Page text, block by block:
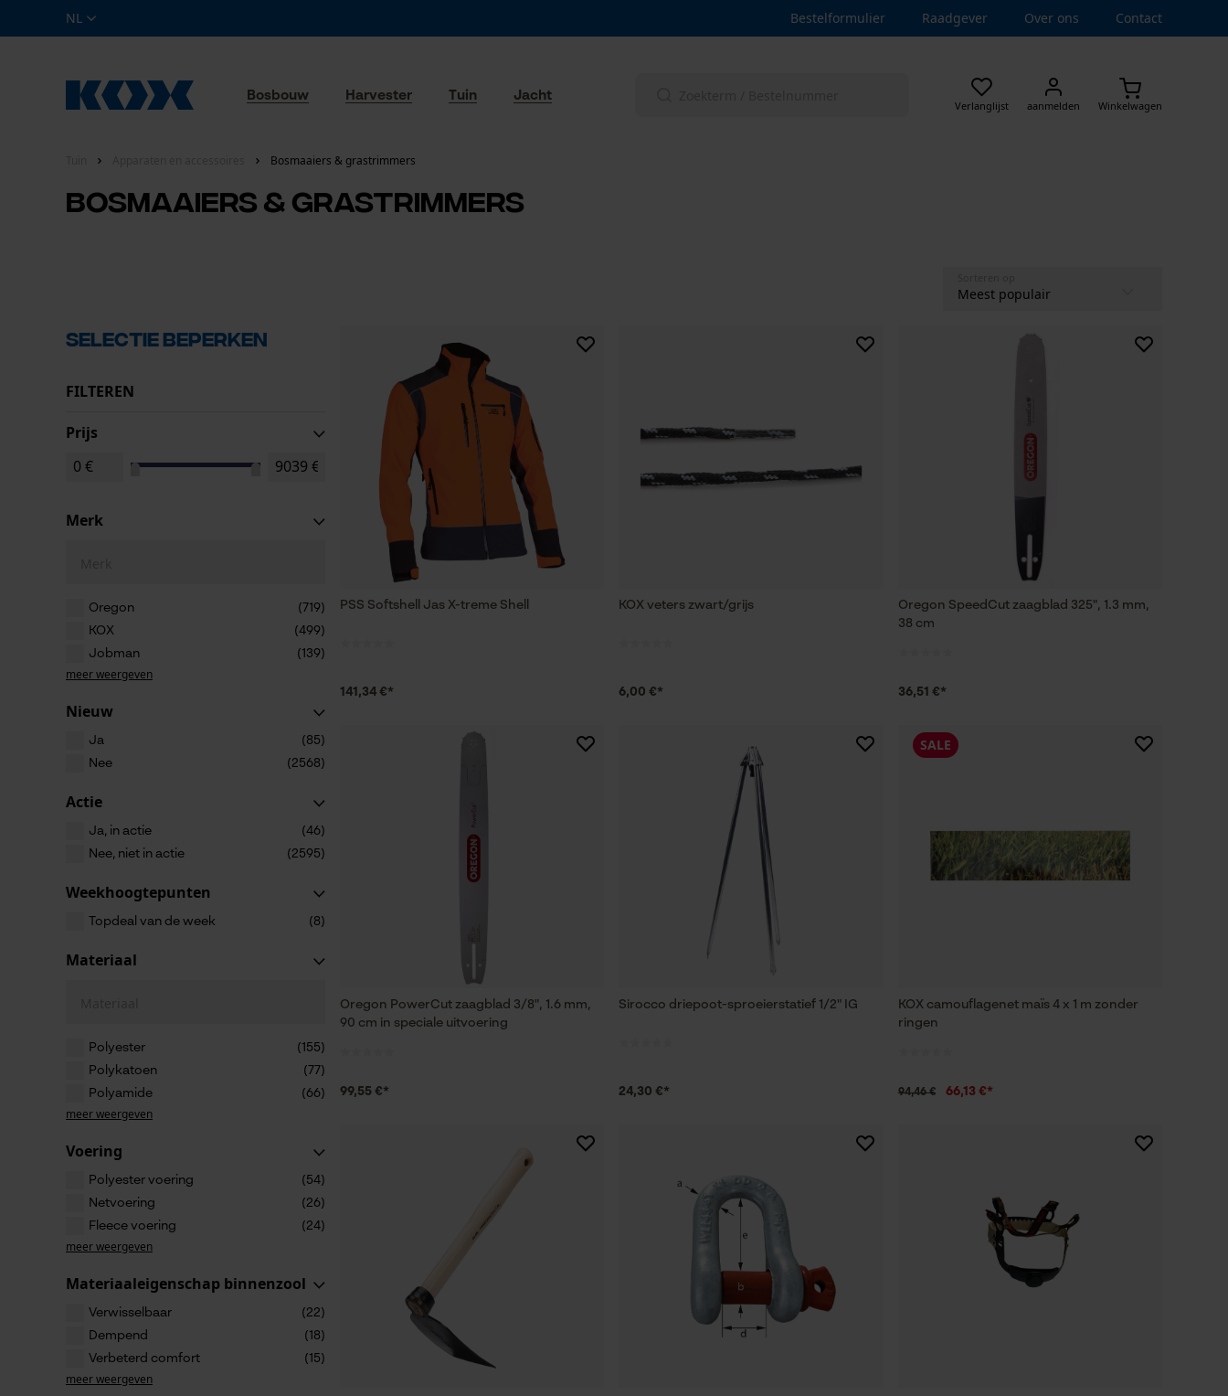
NL Bestelformulier Raadgever Over ons Contact
Verlanglijst aanmelden Winkelwagen
Bosbouw Harvester Tuin Jacht
Bosmaaiers & grastrimmers
Bosmaaiers & grastrimmers
Selectie beperken
FILTEREN
Prijs
Merk
Oregon
(719)
KOX
(499)
Jobman
(139)
meer weergeven
Nieuw
Ja
(85)
Nee
(2568)
Actie
Ja, in actie
(46)
Nee, niet in actie
(2595)
Weekhoogtepunten
Topdeal van de week (8)
Materiaal
Polyester
(155)
Polykatoen
(77)
Polyamide
(66)
meer weergeven
Voering
Polyester voering
(54)
Netvoering
(26)
Fleece voering
(24)
meer weergeven
Materiaaleigenschap binnenzool
Verwisselbaar
(22)
Dempend
(18)
Verbeterd comfort
(15)
meer weergeven
PSS Softshell Jas X-treme Shell
141,34 €*
KOX veters zwart/grijs
6,00 €*
Oregon SpeedCut zaagblad 325", 1.3 mm,
38 cm
36,51 €*
Oregon PowerCut zaagblad 3/8", 1.6 mm,
90 cm in speciale uitvoering
99,55 €*
Sirocco driepoot-sproeierstatief 1/2" IG
24,30 €*
KOX camouflagenet maïs 4 x 1 m zonder
ringen
SALE
94,46 € 66,13 €*